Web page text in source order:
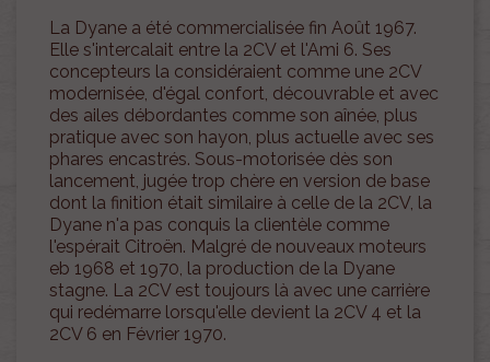
La Dyane a été commercialisée fin Août 1967.
Elle s'intercalait entre la 2CV et l'Ami 6. Ses
concepteurs la considéraient comme une 2CV
modernisée, d'égal confort, découvrable et avec
des ailes débordantes comme son aînée, plus
pratique avec son hayon, plus actuelle avec ses
phares encastrés. Sous-motorisée dès son
lancement, jugée trop chère en version de base
dont la finition était similaire à celle de la 2CV, la
Dyane n'a pas conquis la clientèle comme
l'espérait Citroën. Malgré de nouveaux moteurs
eb 1968 et 1970, la production de la Dyane
stagne. La 2CV est toujours là avec une carrière
qui redémarre lorsqu'elle devient la 2CV 4 et la
2CV 6 en Février 1970.